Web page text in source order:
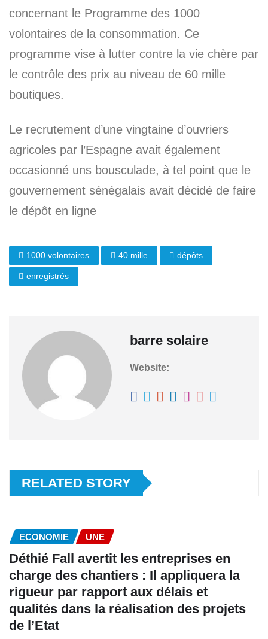
concernant le Programme des 1000
volontaires de la consommation. Ce
programme vise à lutter contre la vie chère par
le contrôle des prix au niveau de 60 mille
boutiques.
Le recrutement d’une vingtaine d’ouvriers
agricoles par l’Espagne avait également
occasionné uns bousculade, à tel point que le
gouvernement sénégalais avait décidé de faire
le dépôt en ligne
1000 volontaires 40 mille dépôts
enregistrés
barre solaire
Website:
RELATED STORY
ECONOMIE UNE
Déthié Fall avertit les entreprises en
charge des chantiers : Il appliquera la
rigueur par rapport aux délais et
qualités dans la réalisation des projets
de l’Etat